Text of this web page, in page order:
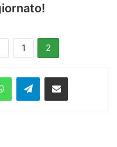
1 2
WhatsAppTelegramCondividi via Email